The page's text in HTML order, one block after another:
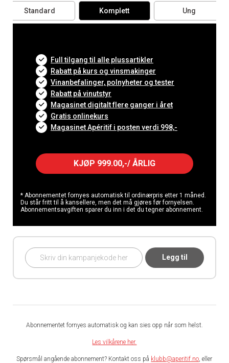
Standard Komplett Ung
Full tilgang til alle plussartikler
Rabatt på kurs og vinsmakinger
Vinanbefalinger, polnyheter og tester
Rabatt på vinutstyr
Magasinet digitalt flere ganger i året
Gratis onlinekurs
Magasinet Apéritif i posten verdi 998,-
KJØP 999.00,-/ ÅRLIG
* Abonnementet fornyes automatisk til ordinærpris etter 1 måned.
Du står fritt til å kansellere, men det må gjøres før fornyelsen.
Abonnementsavgiften sparer du inn i det du tegner abonnement.
Legg til
Abonnementet fornyes automatisk og kan sies opp når som helst.
Les vilkårene her.
Spørsmål angående abonnement? Kontakt oss på klubb@aperitif.no, eller